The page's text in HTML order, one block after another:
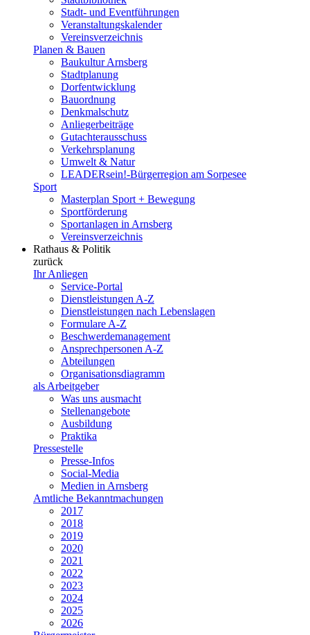
Stadt- und Eventführungen
Veranstaltungskalender
Vereinsverzeichnis
Planen & Bauen
Baukultur Arnsberg
Stadtplanung
Dorfentwicklung
Bauordnung
Denkmalschutz
Anliegerbeiträge
Gutachterausschuss
Verkehrsplanung
Umwelt & Natur
LEADERsein!-Bürgerregion am Sorpesee
Sport
Masterplan Sport + Bewegung
Sportförderung
Sportanlagen in Arnsberg
Vereinsverzeichnis
Rathaus & Politik
zurück
Ihr Anliegen
Service-Portal
Dienstleistungen A-Z
Dienstleistungen nach Lebenslagen
Formulare A-Z
Beschwerdemanagement
Ansprechpersonen A-Z
Abteilungen
Organisationsdiagramm
als Arbeitgeber
Was uns ausmacht
Stellenangebote
Ausbildung
Praktika
Pressestelle
Presse-Infos
Social-Media
Medien in Arnsberg
Amtliche Bekanntmachungen
2017
2018
2019
2020
2021
2022
2023
2024
2025
2026